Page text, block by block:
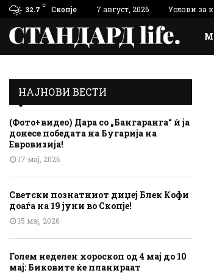
32.7 C Скопје 7 август, 2026 Услови за
НАЈНОВИ ВЕСТИ
(Фото+видео) Дара со „Бангаранга“ ѝ ја
донесе победата на Бугарија на
Евровизија!
17 мај, 2026
Светски познатниот диџеј Блек Кофи
доаѓа на 19 јуни во Скопје!
15 мај, 2026
Голем неделен хороскоп од 4 мај до 10
мај: Биковите ќе планираат